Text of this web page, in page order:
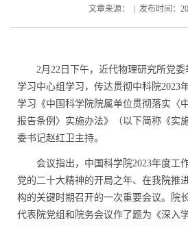
文章来源： | 发布时间：
2月22日下午，近代物理研究所党委
学习中心组学习，传达贯彻中科院2023
学习《中国科学院院属单位贯彻落实〈
报告条例〉实施办法》（以下简称《实
委书记赵红卫主持。
会议指出，中国科学院2023年度工
党的二十大精神的开局之年、在我院推
构的关键时期召开的一次重要会议。院
代表院党组和院务会议作了题为《深入